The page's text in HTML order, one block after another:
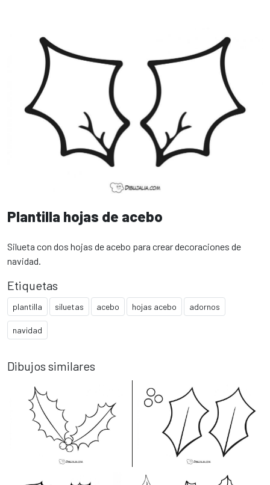
Plantilla hojas de acebo
Silueta con dos hojas de acebo para crear decoraciones de
navidad.
Etiquetas
plantilla siluetas acebo hojas acebo adornos
navidad
Dibujos similares